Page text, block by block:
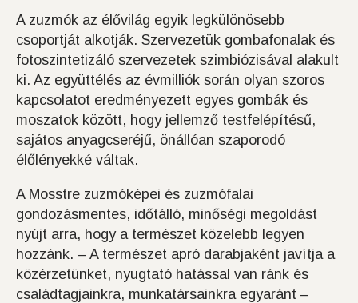
A zuzmók az élővilág egyik legkülönösebb
csoportját alkotják. Szervezetük gombafonalak és
fotoszintetizáló szervezetek szimbiózisával alakult
ki. Az együttélés az évmilliók során olyan szoros
kapcsolatot eredményezett egyes gombák és
moszatok között, hogy jellemző testfelépítésű,
sajátos anyagcseréjű, önállóan szaporodó
élőlényekké váltak.
A Mosstre zuzmóképei és zuzmófalai
gondozásmentes, időtálló, minőségi megoldást
nyújt arra, hogy a természet közelebb legyen
hozzánk. – A természet apró darabjaként javítja a
közérzetünket, nyugtató hatással van ránk és
családtagjainkra, munkatársainkra egyaránt –